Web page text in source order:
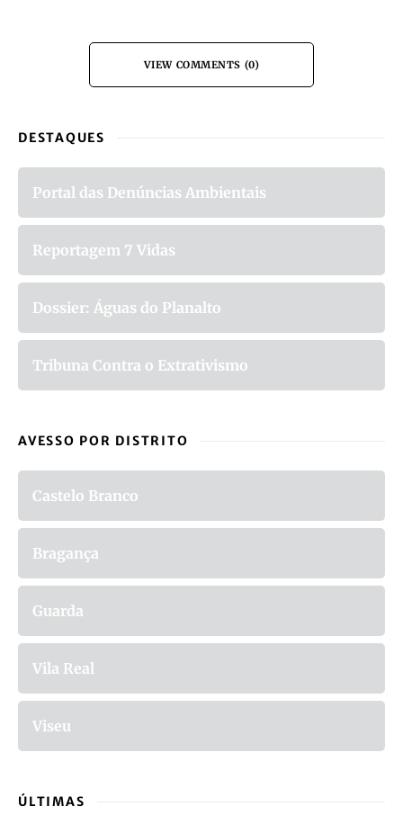
VIEW COMMENTS (0)
DESTAQUES
Portal das Denúncias Ambientais
Reportagem 7 Vidas
Dossier: Águas do Planalto
Tribuna Contra o Extrativismo
AVESSO POR DISTRITO
Castelo Branco
Bragança
Guarda
Vila Real
Viseu
ÚLTIMAS